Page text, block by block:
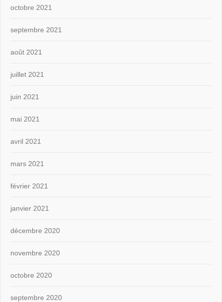
octobre 2021
septembre 2021
août 2021
juillet 2021
juin 2021
mai 2021
avril 2021
mars 2021
février 2021
janvier 2021
décembre 2020
novembre 2020
octobre 2020
septembre 2020